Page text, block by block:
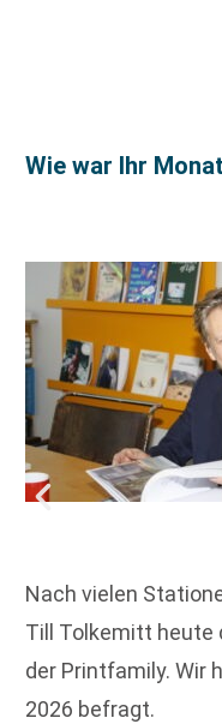
Wie war Ihr
Nach vielen
Till Tolkemitt heute
der Printfamily. Wir
2026 befragt.